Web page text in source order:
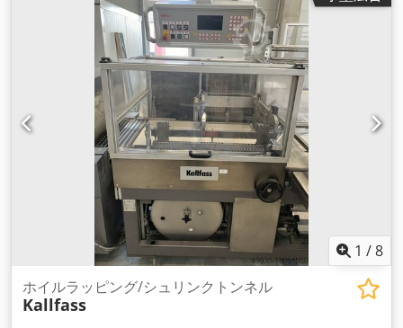
, ふるい面積:260,000 mm², ふるいの穿孔:
, 必要高さ: 3,500 mm, 設置スペース要件 長さ:
, 必要幅:2,000 mm, 最終オーバーホール年:2025
, デジタルディスプレイの数:1, 生産能力:
CEマーキング, 冷却ユニット, 銘板あり, 非常停止
1 /8
ホイルラッピング/シュリンクトンネル
Kallfass